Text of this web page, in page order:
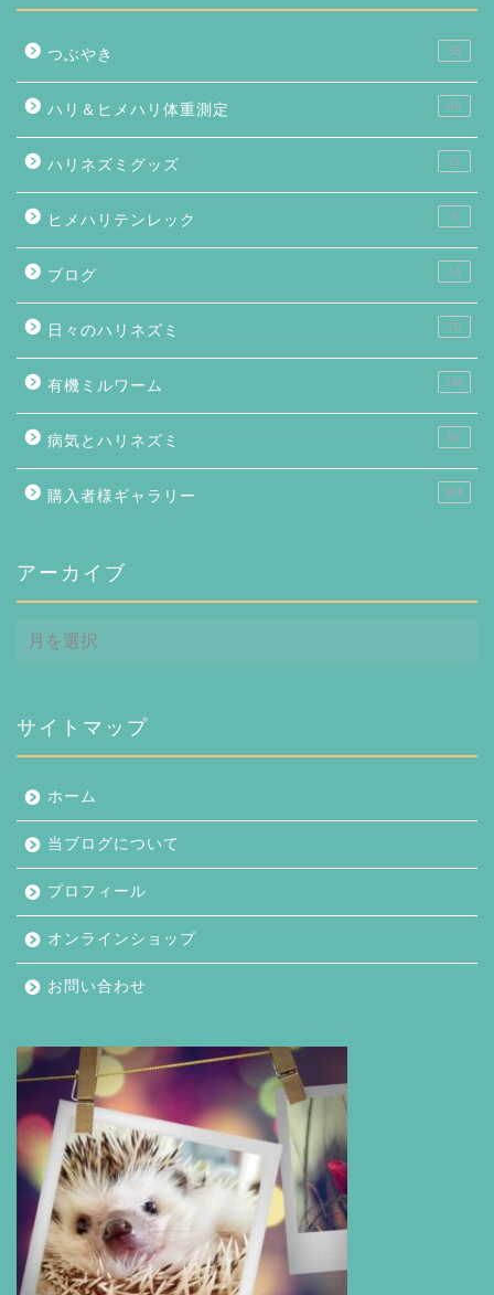
つぶやき 33
ハリ＆ヒメハリ体重測定 46
ハリネズミグッズ 71
ヒメハリテンレック 8
ブログ 14
日々のハリネズミ 76
有機ミルワーム 146
病気とハリネズミ 87
購入者様ギャラリー 158
アーカイブ
ー
ブ
サイトマップ
ホーム
当ブログについて
プロフィール
オンラインショップ
お問い合わせ